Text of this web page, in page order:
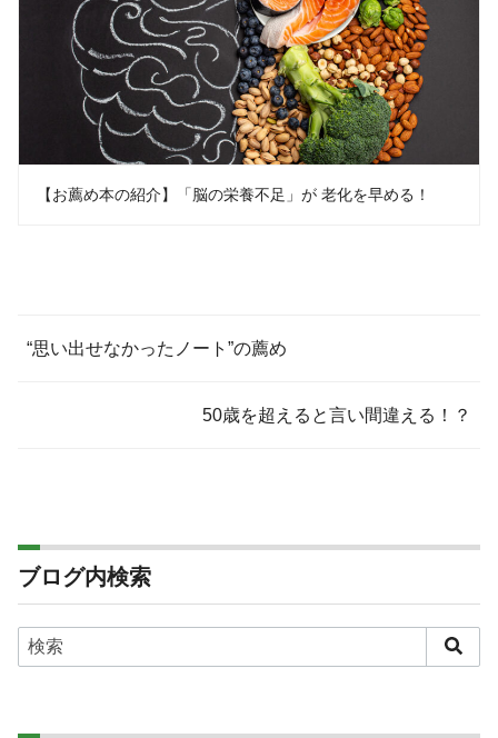
【お薦め本の紹介】「脳の栄養不足」が 老化を早める！
“思い出せなかったノート”の薦め
50歳を超えると言い間違える！？
ブログ内検索